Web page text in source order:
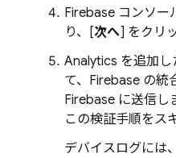
Firebase コンソー
り、[次へ] をクリ
Analytics を追加し
て、Firebase の統
Firebase に送信し
この検証手順をス
デバイスログには